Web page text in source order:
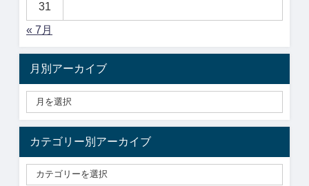
31
« 7月
月別アーカイブ
カテゴリー別アーカイブ